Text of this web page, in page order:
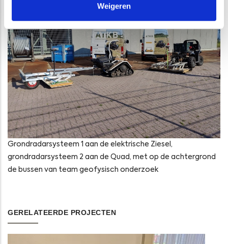
Weigeren
Grondradarsysteem 1 aan de elektrische Ziesel,
grondradarsysteem 2 aan de Quad, met op de achtergrond
de bussen van team geofysisch onderzoek
GERELATEERDE PROJECTEN